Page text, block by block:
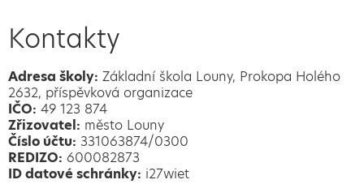
Kontakty
Adresa školy: Základní škola Louny, Prokopa Holého
2632, příspěvková organizace
IČO: 49 123 874
Zřizovatel: město Louny
Číslo účtu: 331063874/0300
REDIZO: 600082873
ID datové schránky: i27wiet